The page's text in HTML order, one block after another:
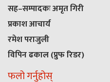
सह–सम्पादकः अमृत गिरी
प्रकाश आचार्य
रमेश पराजुली
विपिन ढकाल (प्रुफ रिडर)
फलो गर्नुहोस्